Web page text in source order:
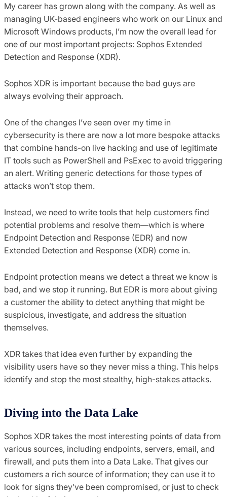
My career has grown along with the company. As well as
managing UK-based engineers who work on our Linux and
Microsoft Windows products, I’m now the overall lead for
one of our most important projects: Sophos Extended
Detection and Response (XDR).
Sophos XDR is important because the bad guys are
always evolving their approach.
One of the changes I’ve seen over my time in
cybersecurity is there are now a lot more bespoke attacks
that combine hands-on live hacking and use of legitimate
IT tools such as PowerShell and PsExec to avoid triggering
an alert. Writing generic detections for those types of
attacks won’t stop them.
Instead, we need to write tools that help customers find
potential problems and resolve them—which is where
Endpoint Detection and Response (EDR) and now
Extended Detection and Response (XDR) come in.
Endpoint protection means we detect a threat we know is
bad, and we stop it running. But EDR is more about giving
a customer the ability to detect anything that might be
suspicious, investigate, and address the situation
themselves.
XDR takes that idea even further by expanding the
visibility users have so they never miss a thing. This helps
identify and stop the most stealthy, high-stakes attacks.
Diving into the Data Lake
Sophos XDR takes the most interesting points of data from
various sources, including endpoints, servers, email, and
firewall, and puts them into a Data Lake. That gives our
customers a rich source of information; they can use it to
look for signs they’ve been compromised, or just to check